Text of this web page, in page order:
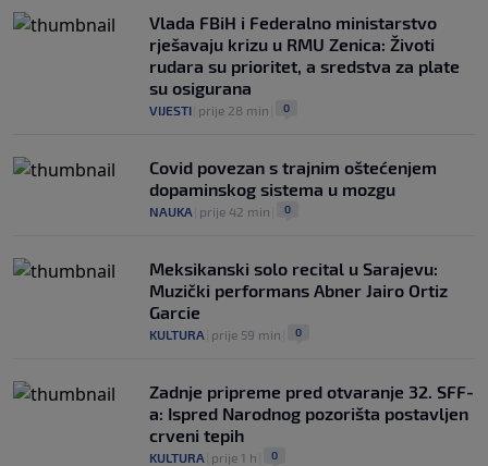
mogli gledati naredne sezone
NOGOMET 0
Vlada FBiH i Federalno ministarstvo
rješavaju krizu u RMU Zenica: Životi
rudara su prioritet, a sredstva za plate
su osigurana
VIJESTI prije 28 min 0
Covid povezan s trajnim oštećenjem
dopaminskog sistema u mozgu
NAUKA prije 42 min 0
Meksikanski solo recital u Sarajevu:
Muzički performans Abner Jairo Ortiz
Garcie
KULTURA prije 59 min 0
Zadnje pripreme pred otvaranje 32. SFF-
a: Ispred Narodnog pozorišta postavljen
crveni tepih
KULTURA prije 1 h 0